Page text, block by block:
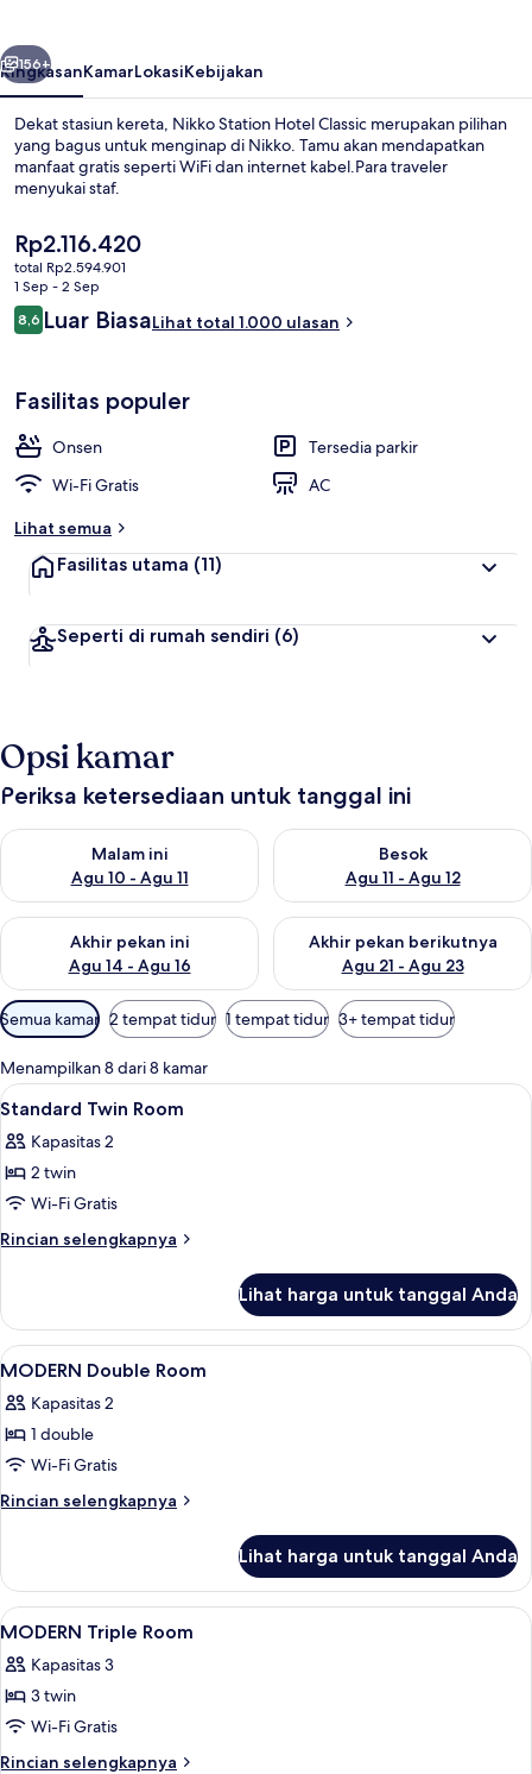
Mata air panas
Berikutnya
156+
RingkasanKamarLokasiKebijakan
Dekat stasiun kereta, Nikko Station Hotel Classic merupakan pilihan
yang bagus untuk menginap di Nikko. Tamu akan mendapatkan
manfaat gratis seperti WiFi dan internet kabel.Para traveler
menyukai staf.
Harga
saat
ini
Rp2.116.420
Rp2.116.420
total Rp2.594.901
1 Sep - 2 Sep
Ulasan
8,68,6 dari 10
Luar BiasaLihat total 1.000 ulasan
Fasilitas populer
Onsen
Tersedia parkir
Wi-Fi Gratis
AC
Lihat semua
Fasilitas utama (11)
Seperti di rumah sendiri (6)
Opsi kamar
Periksa ketersediaan untuk tanggal ini
Malam ini
Agu 10 - Agu 11
Periksa ketersediaan untuk malam ini Agu 10 - Agu 11
Besok
Agu 11 - Agu 12
Periksa ketersediaan untuk
Akhir pekan ini
Agu 14 - Agu 16
Periksa ketersediaan untuk akhir pekan ini Agu 14 - Agu 16
Akhir pekan berikutnya
Agu 21 - Agu 23
Periksa ketersediaan untuk
Filter
tersedia
untuk
kamar
Semua kamar 2 tempat tidur 1 tempat tidur 3+ tempat tidur
Menampilkan 8 dari 8 kamar
Lihat
semua
foto
untuk
Standard
Twin
Brankas, meja kerja, tirai kedap
1
Standard Twin Room
Kapasitas 2
2 twin
Wi-Fi Gratis
Rincian selengkapnya
Rincian
Standard
Twin
Room
Lihat harga untuk tanggal Anda
Lihat
semua
foto
untuk
MODERN
Double
Brankas, meja kerja, tirai kedap
1
MODERN Double Room
Kapasitas 2
1 double
Wi-Fi Gratis
Rincian selengkapnya
Rincian
MODERN
Double
Room
Lihat harga untuk tanggal Anda
Lihat
semua
foto
untuk
MODERN
Triple
Brankas, meja kerja, tirai kedap
1
MODERN Triple Room
Kapasitas 3
3 twin
Wi-Fi Gratis
Rincian selengkapnya
Rincian